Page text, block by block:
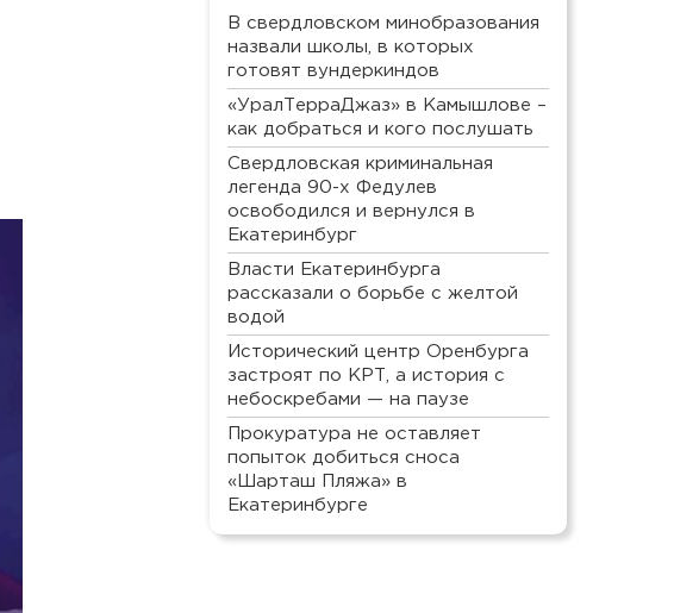
В свердловском минобразования
назвали школы, в которых
готовят вундеркиндов
«УралТерраДжаз» в Камышлове –
как добраться и кого послушать
Свердловская криминальная
легенда 90-х Федулев
освободился и вернулся в
Екатеринбург
Власти Екатеринбурга
рассказали о борьбе с желтой
водой
Исторический центр Оренбурга
застроят по КРТ, а история с
небоскребами — на паузе
Прокуратура не оставляет
попыток добиться сноса
«Шарташ Пляжа» в
Екатеринбурге